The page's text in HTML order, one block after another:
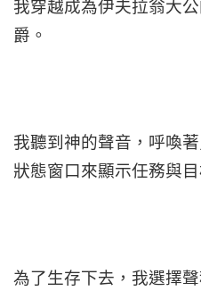
我穿越成為伊夫拉翁大
爵。
我聽到神的聲音，呼喚
狀態窗口來顯示任務與目
為了生存下去，我選擇